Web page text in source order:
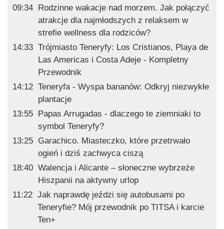
09:34
Rodzinne wakacje nad morzem. Jak połączyć
atrakcje dla najmłodszych z relaksem w
strefie wellness dla rodziców?
14:33 Trójmiasto Teneryfy: Los Cristianos, Playa de
Las Americas i Costa Adeje - Kompletny
Przewodnik
14:12 Teneryfa - Wyspa bananów: Odkryj niezwykłe
plantacje
13:55
Papas Arrugadas - dlaczego te ziemniaki to
symbol Teneryfy?
13:25 Garachico. Miasteczko, które przetrwało
ogień i dziś zachwyca ciszą
18:40 Walencja i Alicante – słoneczne wybrzeże
Hiszpanii na aktywny urlop
11:22 Jak naprawdę jeździ się autobusami po
Teneryfie? Mój przewodnik po TITSA i karcie
Ten+